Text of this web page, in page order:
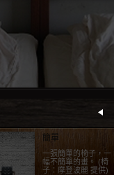
簡單
一張簡單的椅子，一
幅不簡單的畫。 (椅
子：摩登波麗 提供)